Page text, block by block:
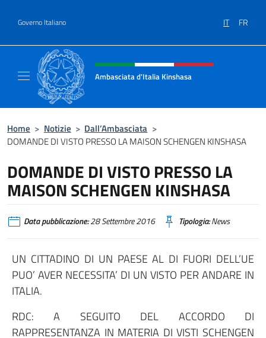
Governo Italiano IT FR
Intestazione sito, social e menù
Ambasciata d'Italia Kinshasa
Home > Notizie > Dall’Ambasciata >
DOMANDE DI VISTO PRESSO LA MAISON SCHENGEN KINSHASA
DOMANDE DI VISTO PRESSO LA
MAISON SCHENGEN KINSHASA
Data pubblicazione:28 Settembre 2016 Tipologia:News
UN CITTADINO DI UN PAESE AL DI FUORI DELL’UE
PUO’ AVER NECESSITA’ DI UN VISTO PER ANDARE IN
ITALIA.
RDC: A SEGUITO DEL ACCORDO DI
RAPPRESENTANZA IN MATERIA DI VISTI SCHENGEN